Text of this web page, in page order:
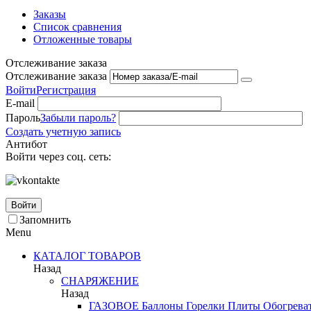
Заказы
Список сравнения
Отложенные товары
Отслеживание заказа
Отслеживание заказа
ВойтиРегистрация
E-mail
ПарольЗабыли пароль?
Создать учетную запись
Антибот
Войти через соц. сеть:
Войти
Запомнить
Menu
КАТАЛОГ ТОВАРОВ
Назад
СНАРЯЖЕНИЕ
Назад
ГАЗОВОЕ Баллоны Горелки Плиты